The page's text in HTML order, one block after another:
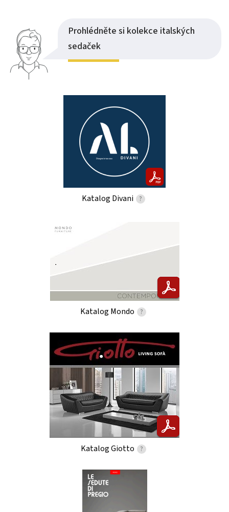
Prohlédněte si kolekce italských
sedaček
Katalog Divani ?
Katalog Mondo ?
Katalog Giotto ?